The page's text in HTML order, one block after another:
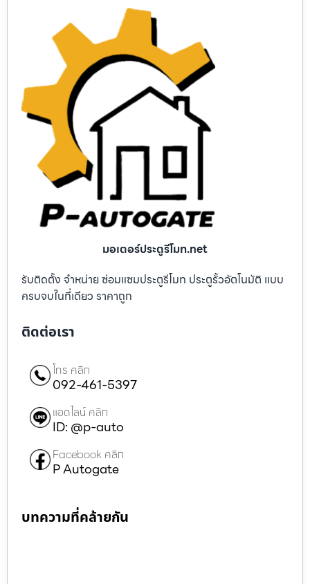
มอเตอร์ประตูรีโมท.net
รับติดตั้ง จำหน่าย ซ่อมแซมประตูรีโมท ประตูรั้วอัตโนมัติ แบบ
ครบจบในที่เดียว ราคาถูก
ติดต่อเรา
โทร คลิก
092-461-5397
แอดไลน์ คลิก
ID: @p-auto
Facebook คลิก
P Autogate
บทความที่คล้ายกัน